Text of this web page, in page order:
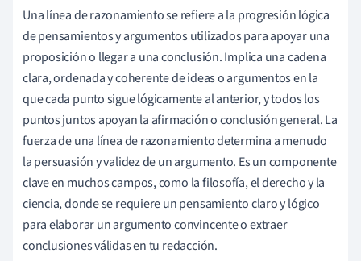
Una línea de razonamiento se refiere a la progresión lógica
de pensamientos y argumentos utilizados para apoyar una
proposición o llegar a una conclusión. Implica una cadena
clara, ordenada y coherente de ideas o argumentos en la
que cada punto sigue lógicamente al anterior, y todos los
puntos juntos apoyan la afirmación o conclusión general. La
fuerza de una línea de razonamiento determina a menudo
la persuasión y validez de un argumento. Es un componente
clave en muchos campos, como la filosofía, el derecho y la
ciencia, donde se requiere un pensamiento claro y lógico
para elaborar un argumento convincente o extraer
conclusiones válidas en tu redacción.